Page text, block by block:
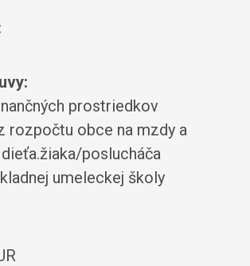
prostriedkov
rozpočtu obce na mzdy a
poslucháča
umeleckej školy